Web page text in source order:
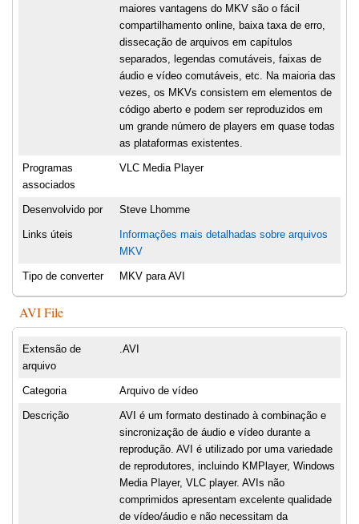
maiores vantagens do MKV são o fácil
compartilhamento online, baixa taxa de erro,
dissecação de arquivos em capítulos
separados, legendas comutáveis, faixas de
áudio e vídeo comutáveis, etc. Na maioria das
vezes, os MKVs consistem em elementos de
código aberto e podem ser reproduzidos em
um grande número de players em quase todas
as plataformas existentes.
Programas
associados
VLC Media Player
Desenvolvido por Steve Lhomme
Links úteis
Informações mais detalhadas sobre arquivos
MKV
Tipo de converter MKV para AVI
AVI File
Extensão de
arquivo
.AVI
Categoria Arquivo de vídeo
Descrição
AVI é um formato destinado à combinação e
sincronização de áudio e vídeo durante a
reprodução. AVI é utilizado por uma variedade
de reprodutores, incluindo KMPlayer, Windows
Media Player, VLC player. AVIs não
comprimidos apresentam excelente qualidade
de vídeo/áudio e não necessitam da